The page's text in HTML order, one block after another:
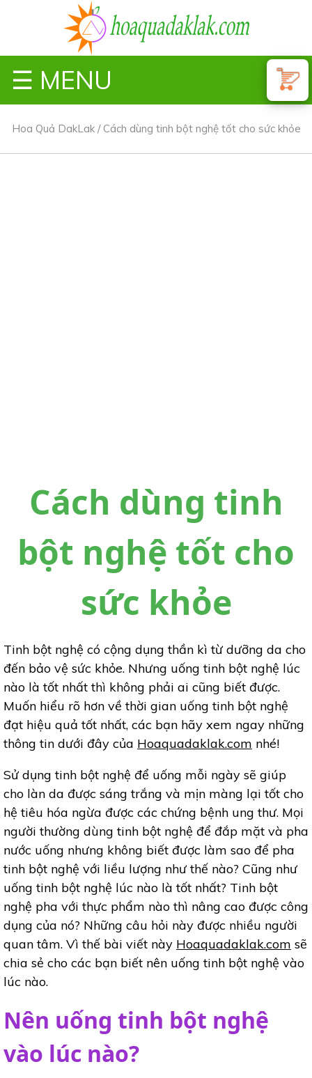
☰ MENU
Hoa Quả DakLak/ Cách dùng tinh bột nghệ tốt cho sức khỏe
Cách dùng tinh
bột nghệ tốt cho
sức khỏe
Tinh bột nghệ có cộng dụng thần kì từ dưỡng da cho
đến bảo vệ sức khỏe. Nhưng uống tinh bột nghệ lúc
nào là tốt nhất thì không phải ai cũng biết được.
Muốn hiểu rõ hơn về thời gian uống tinh bột nghệ
đạt hiệu quả tốt nhất, các bạn hãy xem ngay những
thông tin dưới đây của Hoaquadaklak.com nhé!
Sử dụng tinh bột nghệ để uống mỗi ngày sẽ giúp
cho làn da được sáng trắng và mịn màng lại tốt cho
hệ tiêu hóa ngừa được các chứng bệnh ung thư. Mọi
người thường dùng tinh bột nghệ để đắp mặt và pha
nước uống nhưng không biết được làm sao để pha
tinh bột nghệ với liều lượng như thế nào? Cũng như
uống tinh bột nghệ lúc nào là tốt nhất? Tinh bột
nghệ pha với thực phẩm nào thì nâng cao được công
dụng của nó? Những câu hỏi này được nhiều người
quan tâm. Vì thế bài viết này Hoaquadaklak.com sẽ
chia sẻ cho các bạn biết nên uống tinh bột nghệ vào
lúc nào.
Nên uống tinh bột nghệ
vào lúc nào?